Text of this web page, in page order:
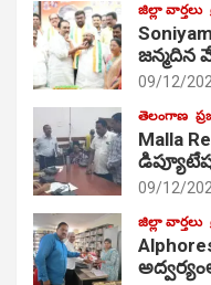
జిల్లా వార్తలు
జ‌న్మ‌దిన
09/12/
తెలంగాణ
Malla
09/12/
జిల్లా వార్తలు